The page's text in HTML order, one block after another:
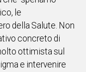
le
della Salute. Non
concreto di
ottimista sul
e intervenire